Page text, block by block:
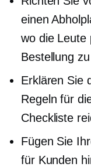
einen
wo die Leute
Bestellung
Erklären Sie
Regeln für
Checkliste
Fügen Sie
für Kunden